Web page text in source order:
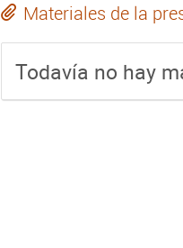
Materiales de la
Todavía no hay